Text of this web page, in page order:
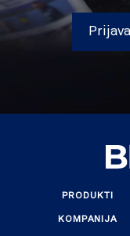
Prijava
PRODUKTI
KOMPANIJA